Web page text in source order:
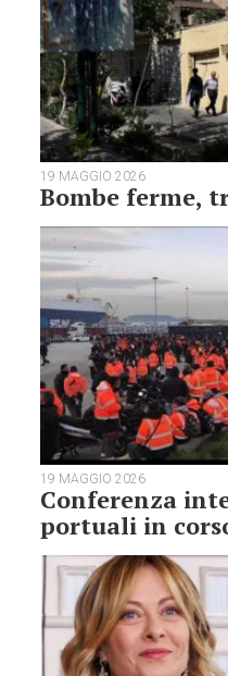
19 MAGGIO 2026
Bombe ferme,
19 MAGGIO 2026
Conferenza
portuali in